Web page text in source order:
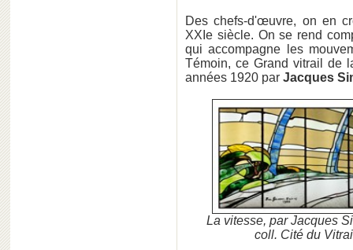
Des chefs-d'œuvre, on en
XXIe siècle. On se rend
qui accompagne les
Témoin, ce Grand vitrail de
années 1920 par Jacques
La vitesse, par Jacques
coll. Cité du